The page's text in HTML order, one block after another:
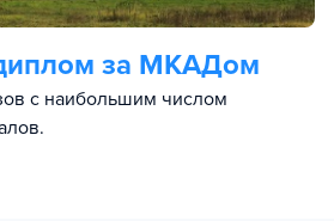
за МКАДом
с наибольшим числом